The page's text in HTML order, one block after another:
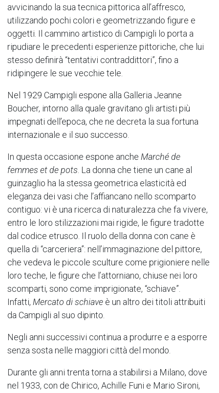
avvicinando la sua tecnica pittorica all’affresco,
utilizzando pochi colori e geometrizzando figure e
oggetti. Il cammino artistico di Campigli lo porta a
ripudiare le precedenti esperienze pittoriche, che lui
stesso definirà “tentativi contraddittori”, fino a
ridipingere le sue vecchie tele.
Nel 1929 Campigli espone alla Galleria Jeanne
Boucher, intorno alla quale gravitano gli artisti più
impegnati dell’epoca, che ne decreta la sua fortuna
internazionale e il suo successo.
In questa occasione espone anche Marché de
femmes et de pots. La donna che tiene un cane al
guinzaglio ha la stessa geometrica elasticità ed
eleganza dei vasi che l’affiancano nello scomparto
contiguo: vi è una ricerca di naturalezza che fa vivere,
entro le loro stilizzazioni mai rigide, le figure tradotte
dal codice etrusco. Il ruolo della donna con cane è
quella di “carceriera”: nell’immaginazione del pittore,
che vedeva le piccole sculture come prigioniere nelle
loro teche, le figure che l’attorniano, chiuse nei loro
scomparti, sono come imprigionate, “schiave”.
Infatti, Mercato di schiave è un altro dei titoli attribuiti
da Campigli al suo dipinto.
Negli anni successivi continua a produrre e a esporre
senza sosta nelle maggiori città del mondo.
Durante gli anni trenta torna a stabilirsi a Milano, dove
nel 1933, con de Chirico, Achille Funi e Mario Sironi,